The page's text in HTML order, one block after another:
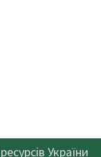
України